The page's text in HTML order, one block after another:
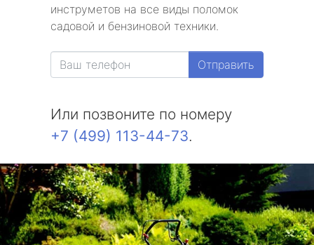
инструметов на все виды поломок
садовой и бензиновой техники.
Отправить
Или позвоните по номеру
+7 (499) 113-44-73.